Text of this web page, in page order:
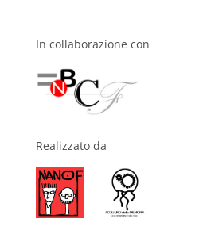
In collaborazione con
Realizzato da